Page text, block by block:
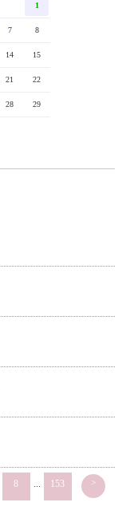
1
7 8
14 15
21 22
28 29
8 ... 153 >